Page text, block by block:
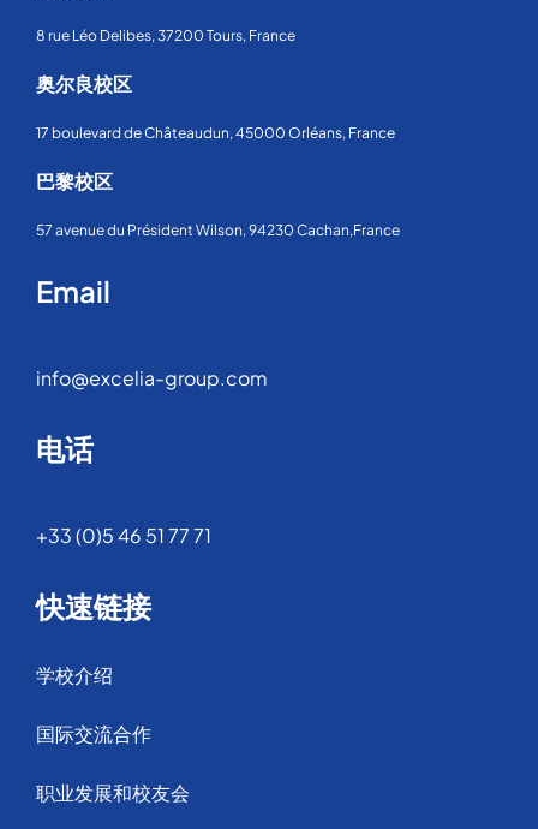
8 rue Léo Delibes, 37200 Tours, France
奥尔良校区
17 boulevard de Châteaudun, 45000 Orléans, France
巴黎校区
57 avenue du Président Wilson, 94230 Cachan,France
Email
info@excelia-group.com
电话
+33 (0)5 46 51 77 71
快速链接
学校介绍
国际交流合作
职业发展和校友会